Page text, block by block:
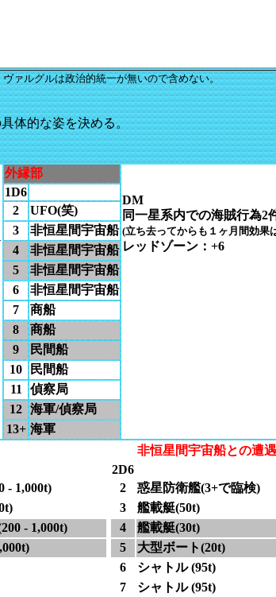
ァルグルは政治的統一が無いので含めない。
体的な姿を決める。
外縁部
DM
同一星系内での海賊行為2
(立ち去ってからも１ヶ月間効果
レッドゾーン：+6
1D6
2
UFO(笑)
3
非恒星間宇宙船
4
非恒星間宇宙船
5
非恒星間宇宙船
6
非恒星間宇宙船
7
商船
8
商船
9
民間船
10
民間船
11
偵察局
12 海軍/偵察局
13+ 海軍
非恒星間宇宙船との遭遇
2D6
- 1,000t) 2
惑星防衛艦(3+で臨検)
3
艦載艇(50t)
- 1,000t) 4
艦載艇(30t)
5
大型ボート(20t)
6
シャトル (95t)
7 シャトル (95t)